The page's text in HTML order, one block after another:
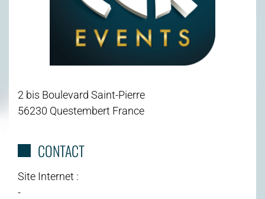
2 bis Boulevard Saint-Pierre
56230 Questembert France
CONTACT
Site Internet :
-